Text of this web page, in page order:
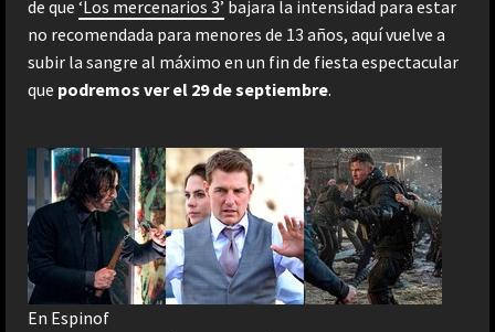
de que ‘Los mercenarios 3’ bajara la intensidad para estar
no recomendada para menores de 13 años, aquí vuelve a
subir la sangre al máximo en un fin de fiesta espectacular
que podremos ver el 29 de septiembre.
En Espinof